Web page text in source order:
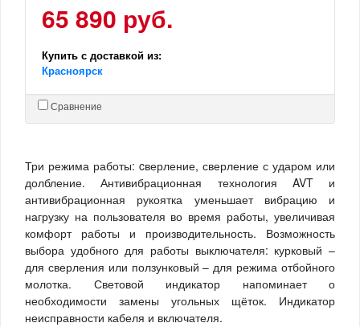
65 890 руб.
Купить с доставкой из:
Красноярск
Сравнение
Три режима работы: cверление, сверление с ударом или
долбление. Антивибрационная технология AVT и
антивибрационная рукоятка уменьшает вибрацию и
нагрузку на пользователя во время работы, увеличивая
комфорт работы и производительность. Возможность
выбора удобного для работы выключателя: курковый –
для сверления или ползунковый – для режима отбойного
молотка. Световой индикатор напоминает о
необходимости замены угольных щёток. Индикатор
неисправности кабеля и включателя.